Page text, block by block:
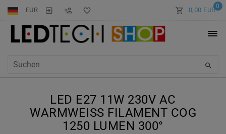
EUR 0
0,00 EUR
LED E27 11W 230V AC
WARMWEISS FILAMENT COG 1
250 LUMEN 300°